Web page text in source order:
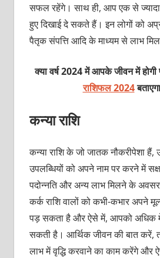
सफल रहेंगे। साथ ही, आप एक से
हुए दिखाई दे सकते हैं। इन लोगों को
पैतृक संपत्ति आदि के माध्यम से लाभ
क्या वर्ष 2024 में आपके जीवन में
राशिफल 2024
कन्या राशि
कन्या राशि के जो जातक नौकरीपेशा हैं,
उपलब्धियों को अपने नाम पर करने में
पदोन्नति और अन्य लाभ मिलने के अवसर
कर्क राशि वालों को कभी-कभार अपने
पड़ सकता है और ऐसे में, आपको अधिक
सकती है। आर्थिक जीवन की बात करें,
लाभ में वृद्धि करवाने का काम करेंगे